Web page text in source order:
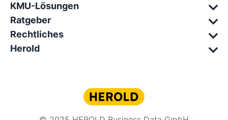
KMU-Lösungen
Ratgeber
Rechtliches
Herold